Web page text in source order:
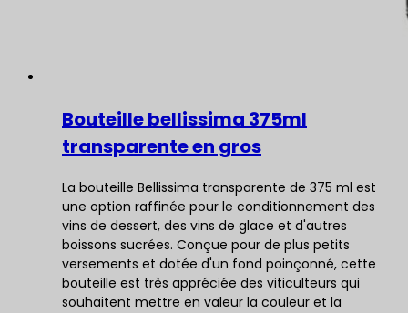
Bouteille bellissima 375ml
transparente en gros
La bouteille Bellissima transparente de 375 ml est
une option raffinée pour le conditionnement des
vins de dessert, des vins de glace et d'autres
boissons sucrées. Conçue pour de plus petits
versements et dotée d'un fond poinçonné, cette
bouteille est très appréciée des viticulteurs qui
souhaitent mettre en valeur la couleur et la